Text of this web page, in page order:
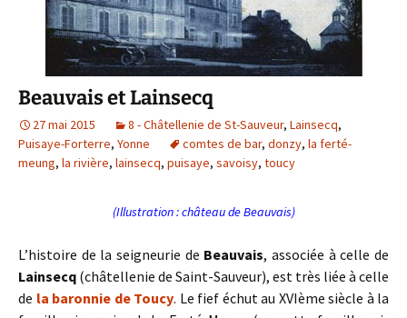
Beauvais et Lainsecq
27 mai 2015 8 - Châtellenie de St-Sauveur, Lainsecq,
Puisaye-Forterre, Yonne comtes de bar, donzy, la ferté-
meung, la rivière, lainsecq, puisaye, savoisy, toucy
(Illustration : château de Beauvais)
L’histoire de la seigneurie de Beauvais, associée à celle de
Lainsecq (châtellenie de Saint-Sauveur), est très liée à celle
de la baronnie de Toucy. Le fief échut au XVIème siècle à la